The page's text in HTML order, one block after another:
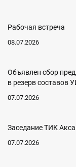
Рабочая встреча
08.07.2026
Объявлен сбор
в резерв составов
07.07.2026
Заседание ТИК
07.07.2026